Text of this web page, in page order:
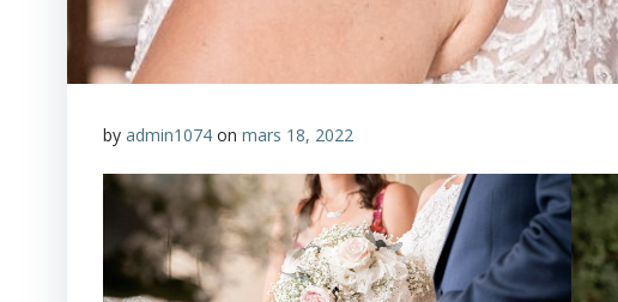
by admin1074 on mars 18, 2022